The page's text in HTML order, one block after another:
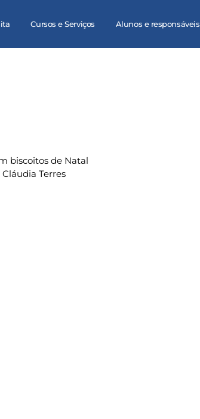
Cursos e Serviços Alunos e responsáveis
biscoitos de Natal
Terres